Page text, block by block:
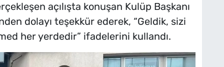
açılışta konuşan Kulüp Başkanı
dolayı teşekkür ederek, “Geldik, sizi
her yerdedir” ifadelerini kullandı.